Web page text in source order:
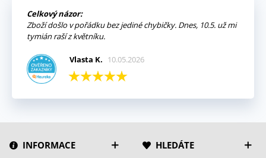
Celkový názor:
Zboží došlo v pořádku bez jediné chybičky. Dnes, 10.5. už mi
tymián raší z květníku.
Vlasta K. 10.05.2026
INFORMACE HLEDÁTE